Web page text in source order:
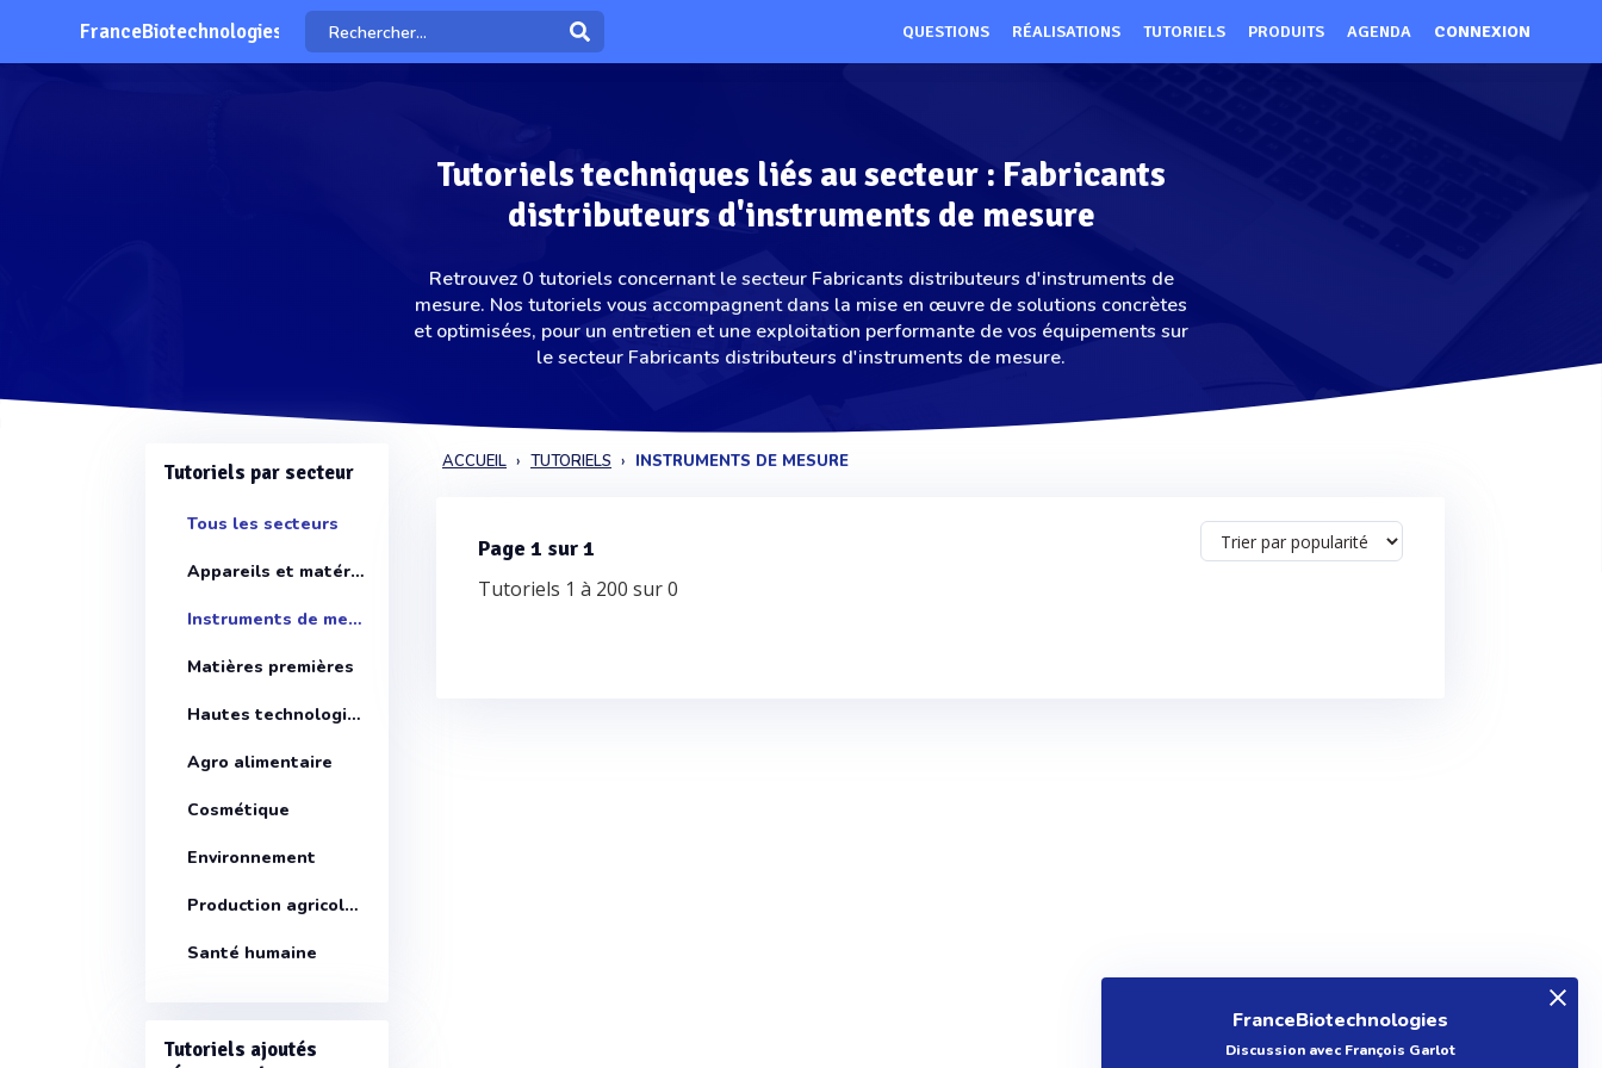
FranceBiotechnologies QUESTIONS RÉALISATIONS TUTORIELS PRODUITS AGENDA CONNEXION
Tutoriels techniques liés au secteur : Fabricants
distributeurs d'instruments de mesure
Retrouvez 0 tutoriels concernant le secteur Fabricants distributeurs d'instruments de
mesure. Nos tutoriels vous accompagnent dans la mise en œuvre de solutions concrètes
et optimisées, pour un entretien et une exploitation performante de vos équipements sur
le secteur Fabricants distributeurs d'instruments de mesure.
Tutoriels par secteur
Tous les secteurs
Appareils et matériels
Instruments de mesure
Matières premières
Hautes technologies
Agro alimentaire
Cosmétique
Environnement
Production agricole santé animale
Santé humaine
Tutoriels ajoutés
ACCUEIL TUTORIELS INSTRUMENTS DE MESURE
Page 1 sur 1
Tutoriels 1 à 200 sur 0
FranceBiotechnologies
Discussion avec François Garlot